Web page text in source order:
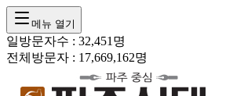
메뉴 열기
일방문자수 : 32,451 명
전체방문자 : 17,669,162명